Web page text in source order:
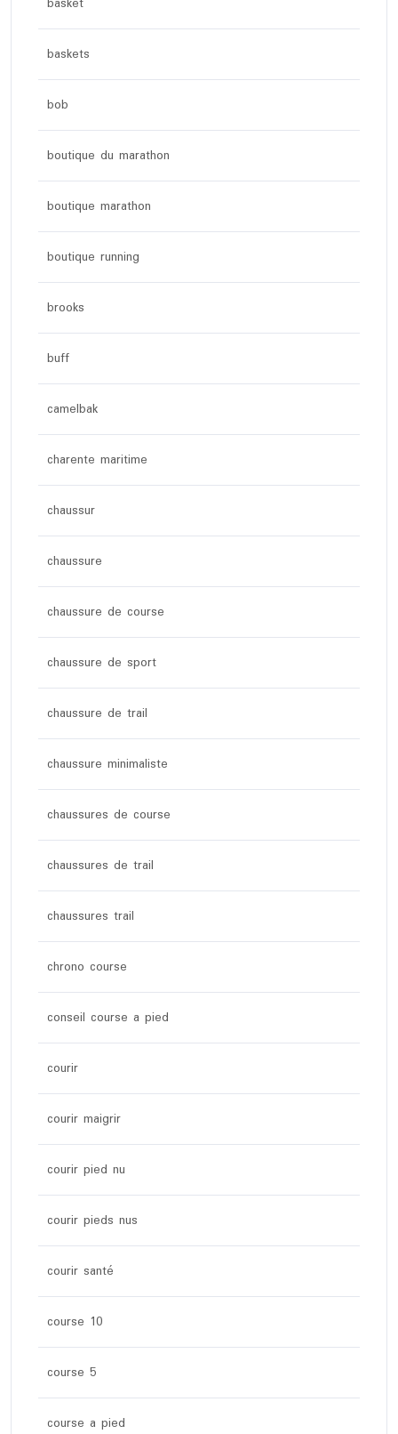
baskets
bob
boutique du marathon
boutique marathon
boutique running
brooks
buff
camelbak
charente maritime
chaussur
chaussure
chaussure de course
chaussure de sport
chaussure de trail
chaussure minimaliste
chaussures de course
chaussures de trail
chaussures trail
chrono course
conseil course a pied
courir
courir maigrir
courir pied nu
courir pieds nus
courir santé
course 10
course 5
course a pied